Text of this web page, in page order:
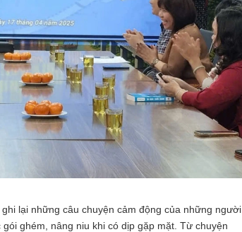
lại những câu chuyện cảm động của những người
ghém, nâng niu khi có dịp gặp mặt. Từ chuyện